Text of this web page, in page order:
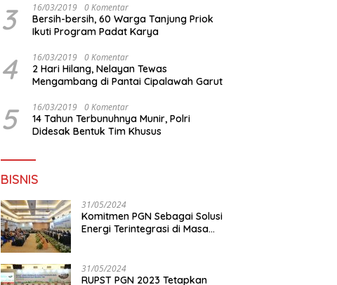
3 16/03/2019 0 Komentar
Bersih-bersih, 60 Warga Tanjung Priok
Ikuti Program Padat Karya
4 16/03/2019 0 Komentar
2 Hari Hilang, Nelayan Tewas
Mengambang di Pantai Cipalawah Garut
5 16/03/2019 0 Komentar
14 Tahun Terbunuhnya Munir, Polri
Didesak Bentuk Tim Khusus
BISNIS
31/05/2024
Komitmen PGN Sebagai Solusi
Energi Terintegrasi di Masa
31/05/2024
RUPST PGN 2023 Tetapkan